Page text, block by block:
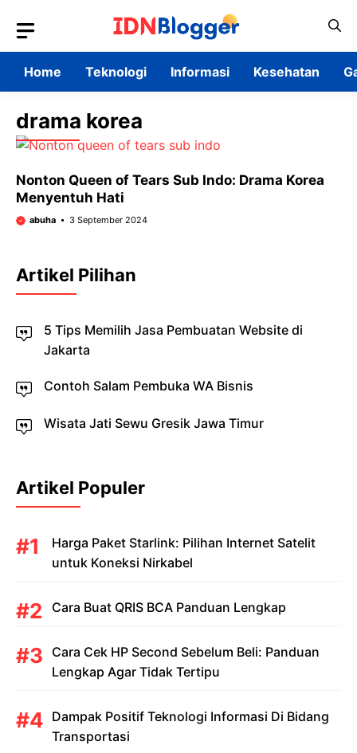
content
Home
Teknologi Informasi Kesehatan
drama korea
Nonton Queen of Tears Sub Indo: Drama Korea
Menyentuh Hati
abuha 3 September 2024
Artikel Pilihan
5 Tips Memilih Jasa Pembuatan Website di
Jakarta
Contoh Salam Pembuka WA Bisnis
Wisata Jati Sewu Gresik Jawa Timur
Artikel Populer
Harga Paket Starlink: Pilihan Internet Satelit
untuk Koneksi Nirkabel
Cara Buat QRIS BCA Panduan Lengkap
Cara Cek HP Second Sebelum Beli: Panduan
Lengkap Agar Tidak Tertipu
Dampak Positif Teknologi Informasi Di Bidang
Transportasi